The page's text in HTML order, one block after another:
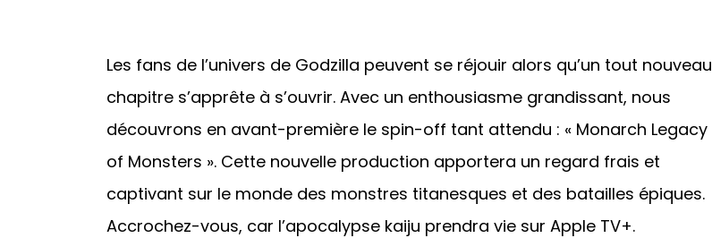
Les fans de l’univers de Godzilla peuvent se réjouir alors qu’un tout nouveau
chapitre s’apprête à s’ouvrir. Avec un enthousiasme grandissant, nous
découvrons en avant-première le spin-off tant attendu : « Monarch Legacy
of Monsters ». Cette nouvelle production apportera un regard frais et
captivant sur le monde des monstres titanesques et des batailles épiques.
Accrochez-vous, car l’apocalypse kaiju prendra vie sur Apple TV+.